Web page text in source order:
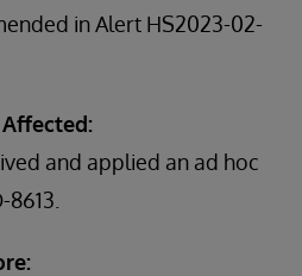
in Alert HS2023-02-
and applied an ad hoc